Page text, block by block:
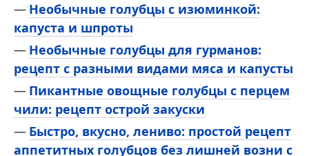
Необычные голубцы с изюминкой:
капуста и шпроты
Необычные голубцы для гурманов:
рецепт с разными видами мяса и капусты
Пикантные овощные голубцы с перцем
чили: рецепт острой закуски
Быстро, вкусно, лениво: простой рецепт
аппетитных голубцов без лишней возни с